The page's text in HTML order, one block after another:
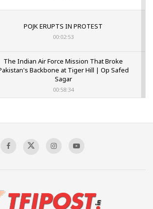
POJK ERUPTS IN PROTEST
00:02:53
The Indian Air Force Mission That Broke
Backbone at Tiger Hill | Op Safed
Sagar
00:58:34